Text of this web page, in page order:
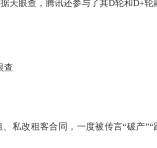
天眼查，腾讯还参与了其D轮和D+轮
查
私改租客合同，一度被传言“破产”“